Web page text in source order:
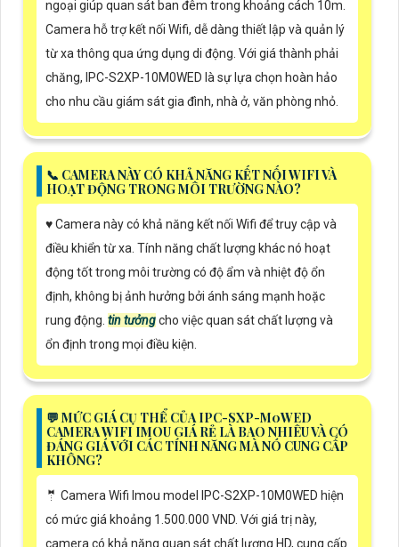
ngoại giúp quan sát ban đêm trong khoảng cách 10m.
Camera hỗ trợ kết nối Wifi, dễ dàng thiết lập và quản lý
từ xa thông qua ứng dụng di động. Với giá thành phải
chăng, IPC-S2XP-10M0WED là sự lựa chọn hoàn hảo
cho nhu cầu giám sát gia đình, nhà ở, văn phòng nhỏ.
📞 CAMERA NÀY CÓ KHẢ NĂNG KẾT NỐI WIFI VÀ
HOẠT ĐỘNG TRONG MÔI TRƯỜNG NÀO?
♥️ Camera này có khả năng kết nối Wifi để truy cập và
điều khiển từ xa. Tính năng chất lượng khác nó hoạt
động tốt trong môi trường có độ ẩm và nhiệt độ ổn
định, không bị ảnh hưởng bởi ánh sáng mạnh hoặc
rung động. tin tưởngcho việc quan sát chất lượng và
ổn định trong mọi điều kiện.
️💬 MỨC GIÁ CỤ THỂ CỦA IPC-SXP-M0WED
CAMERA WIFI IMOU GIÁ RẺ LÀ BAO NHIÊU VÀ CÓ
ĐÁNG GIÁ VỚI CÁC TÍNH NĂNG MÀ NÓ CUNG CẤP
KHÔNG?
🤵 Camera Wifi Imou model IPC-S2XP-10M0WED hiện
có mức giá khoảng 1.500.000 VND. Với giá trị này,
camera có khả năng quan sát chất lượng HD, cung cấp